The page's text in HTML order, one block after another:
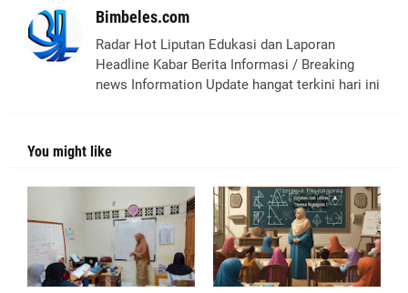
Bimbeles.com
Radar Hot Liputan Edukasi dan Laporan
Headline Kabar Berita Informasi / Breaking
news Information Update hangat terkini hari ini
You might like